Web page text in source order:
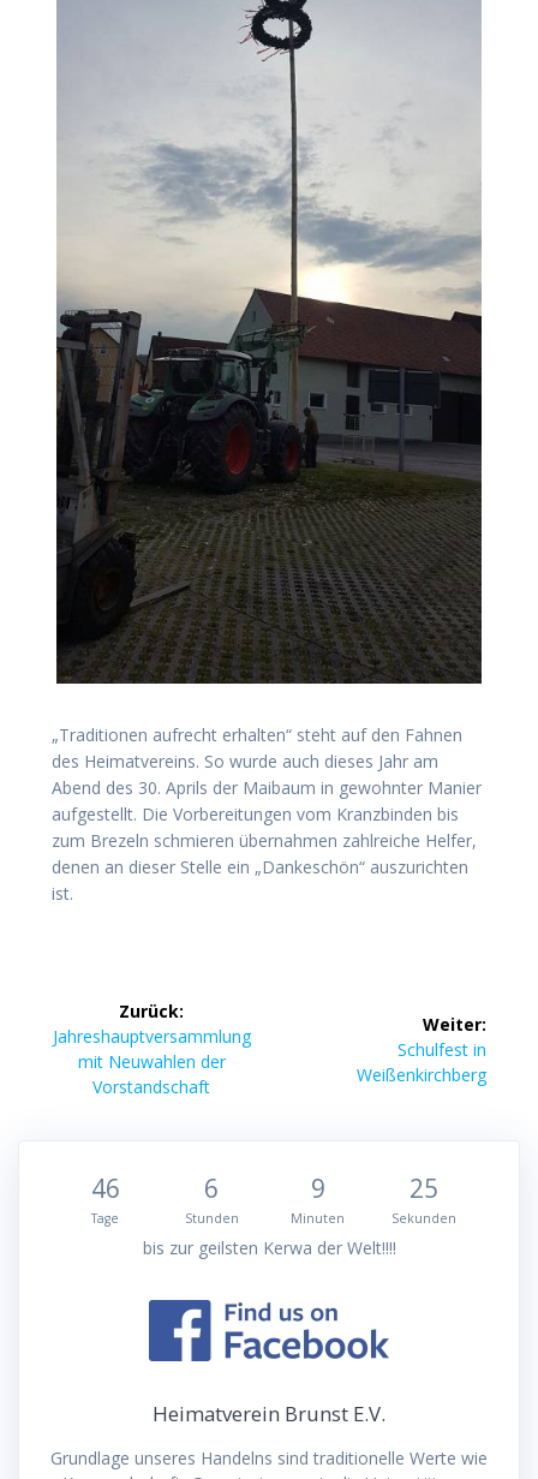
„Traditionen aufrecht erhalten“ steht auf den Fahnen
des Heimatvereins. So wurde auch dieses Jahr am
Abend des 30. Aprils der Maibaum in gewohnter Manier
aufgestellt. Die Vorbereitungen vom Kranzbinden bis
zum Brezeln schmieren übernahmen zahlreiche Helfer,
denen an dieser Stelle ein „Dankeschön“ auszurichten
ist.
Beitragsnavigation
Zurück:
Vorheriger
Beitrag:
Jahreshauptversammlung
mit Neuwahlen der
Vorstandschaft
Weiter:
Nächster
Beitrag:
Schulfest in
Weißenkirchberg
46
Tage
6
Stunden
9
Minuten
25
Sekunden
bis zur geilsten Kerwa der Welt!!!!
Heimatverein Brunst E.V.
Grundlage unseres Handelns sind traditionelle Werte wie